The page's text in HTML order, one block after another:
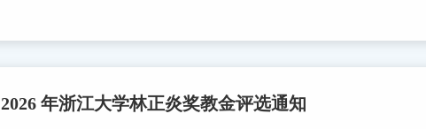
于5个自然日，并按照学校要求进行保密审查，详见：http://
2026 年浙江大学林正炎奖教金评选通知